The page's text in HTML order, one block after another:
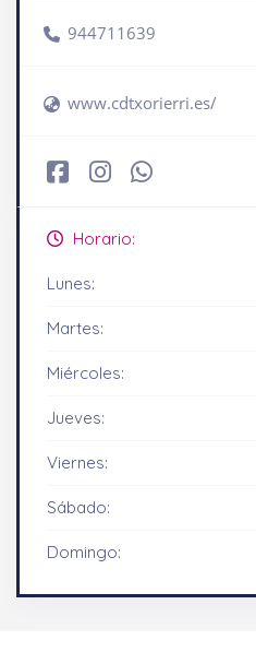
944711639
www.cdtxorierri.es/
Horario:
Lunes:
Martes:
Miércoles:
Jueves:
Viernes:
Sábado:
Domingo: